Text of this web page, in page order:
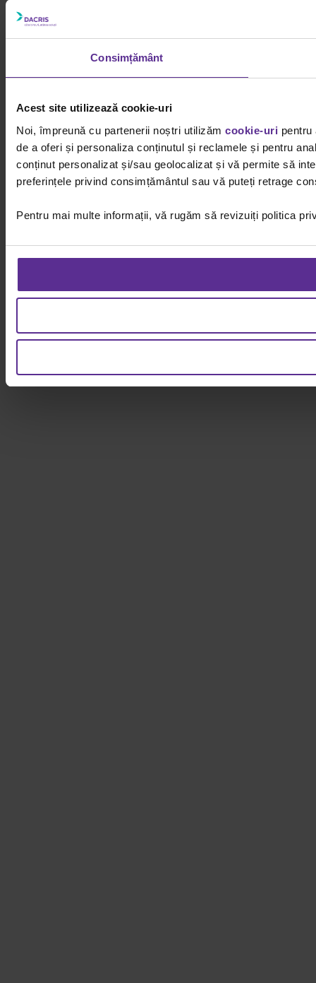
Consimțământ
Acest site utilizează cookie-uri
Noi, împreună cu partenerii noștri utilizăm cookie-uri
de a oferi și personaliza conținutul și reclamele și pentru
conținut personalizat și/sau geolocalizat și vă permite să
preferințele privind consimțământul sau vă puteți retrage
Pentru mai multe informații, vă rugăm să revizuiți politica